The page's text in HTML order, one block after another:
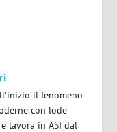
il fenomeno
con lode
lavora in ASI dal